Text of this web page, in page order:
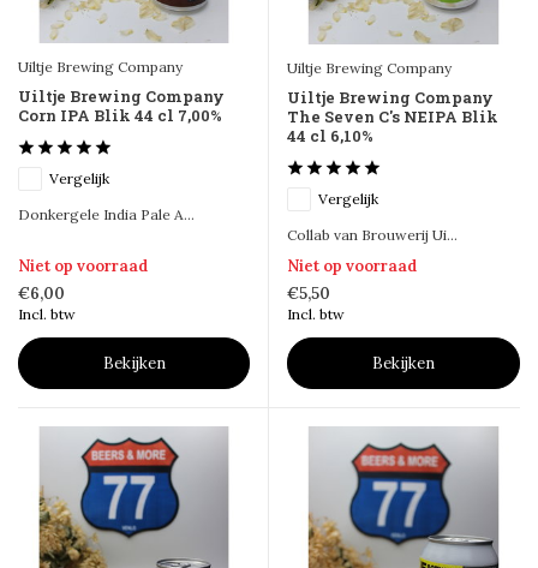
Uiltje Brewing Company
Uiltje Brewing Company
Corn IPA Blik 44 cl 7,00%
Vergelijk
Donkergele India Pale A...
Niet op voorraad
€6,00
Incl. btw
Bekijken
Uiltje Brewing Company
Uiltje Brewing Company
The Seven C's NEIPA Blik
44 cl 6,10%
Vergelijk
Collab van Brouwerij Ui...
Niet op voorraad
€5,50
Incl. btw
Bekijken